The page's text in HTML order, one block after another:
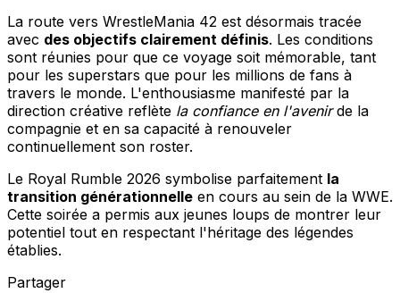
La route vers WrestleMania 42 est désormais tracée
avec des objectifs clairement définis. Les conditions
sont réunies pour que ce voyage soit mémorable, tant
pour les superstars que pour les millions de fans à
travers le monde. L'enthousiasme manifesté par la
direction créative reflète la confiance en l'avenirde la
compagnie et en sa capacité à renouveler
continuellement son roster.
Le Royal Rumble 2026 symbolise parfaitement la
transition générationnelle en cours au sein de la WWE.
Cette soirée a permis aux jeunes loups de montrer leur
potentiel tout en respectant l'héritage des légendes
établies.
Partager